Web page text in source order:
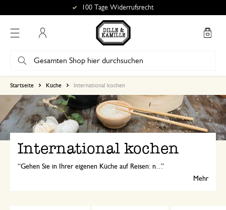
100 Tage Widerrufsrecht
Startseite Küche International kochen
International kochen
Gehen Sie in Ihrer eigenen Küche auf Reisen: nach Spanien mit unseren Paella-Kräutern, nach Italien mithilfe der Pastamaschine oder nach Asien mit unserem Dämpfkorb und Stäbchen!
Mehr